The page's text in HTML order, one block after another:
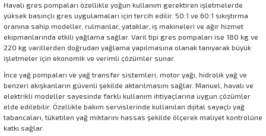
Havalı gres pompaları özellikle yoğun kullanım gerektiren işletmelerde
yüksek basınçlı gres uygulamaları için tercih edilir. 50:1 ve 60:1 sıkıştırma
oranına sahip modeller, rulmanlar, yataklar, iş makineleri ve ağır hizmet
ekipmanlarında etkili yağlama sağlar. Varil tipi gres pompaları ise 180 kg ve
220 kg varillerden doğrudan yağlama yapılmasına olanak tanıyarak büyük
işletmeler için ekonomik ve verimli çözümler sunar.
İnce yağ pompaları ve yağ transfer sistemleri, motor yağı, hidrolik yağ ve
benzeri akışkanların güvenli şekilde aktarılmasını sağlar. Manuel, havalı ve
elektrikli modeller sayesinde farklı kullanım ihtiyaçlarına uygun çözümler
elde edilebilir. Özellikle bakım servislerinde kullanılan dijital sayaçlı yağ
tabancaları, tüketilen yağ miktarını hassas şekilde ölçerek maliyet kontrolüne
katkı sağlar.